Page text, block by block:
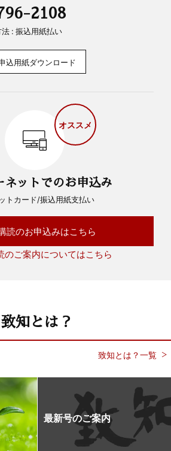
2108
: 振込用紙払い
込用紙ダウンロード
オススメ
ネットでのお申込み
トカード/振込用紙支払い
読のお申込みはこちら
のご案内についてはこちら
致知とは？
致知とは？一覧
最新号のご案内